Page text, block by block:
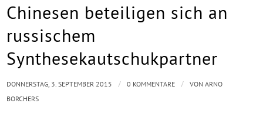
Chinesen beteiligen sich an
russischem
Synthesekautschukpartner
DONNERSTAG, 3. SEPTEMBER 2015 / 0 KOMMENTARE / VONARNO
BORCHERS